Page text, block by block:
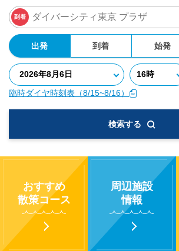
到着
出発 到着 始発
臨時ダイヤ時刻表（8/15~8/16）
検索する
おすすめ
散策コース
周辺施設
情報